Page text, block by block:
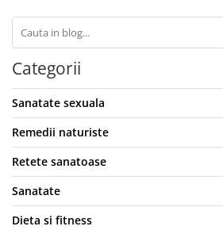
Categorii
Sanatate sexuala
Remedii naturiste
Retete sanatoase
Sanatate
Dieta si fitness